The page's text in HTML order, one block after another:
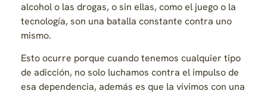
alcohol o las drogas, o sin ellas, como el juego o la
tecnología, son una batalla constante contra uno
mismo.
Esto ocurre porque cuando tenemos cualquier tipo
de adicción, no solo luchamos contra el impulso de
esa dependencia, además es que la vivimos con una